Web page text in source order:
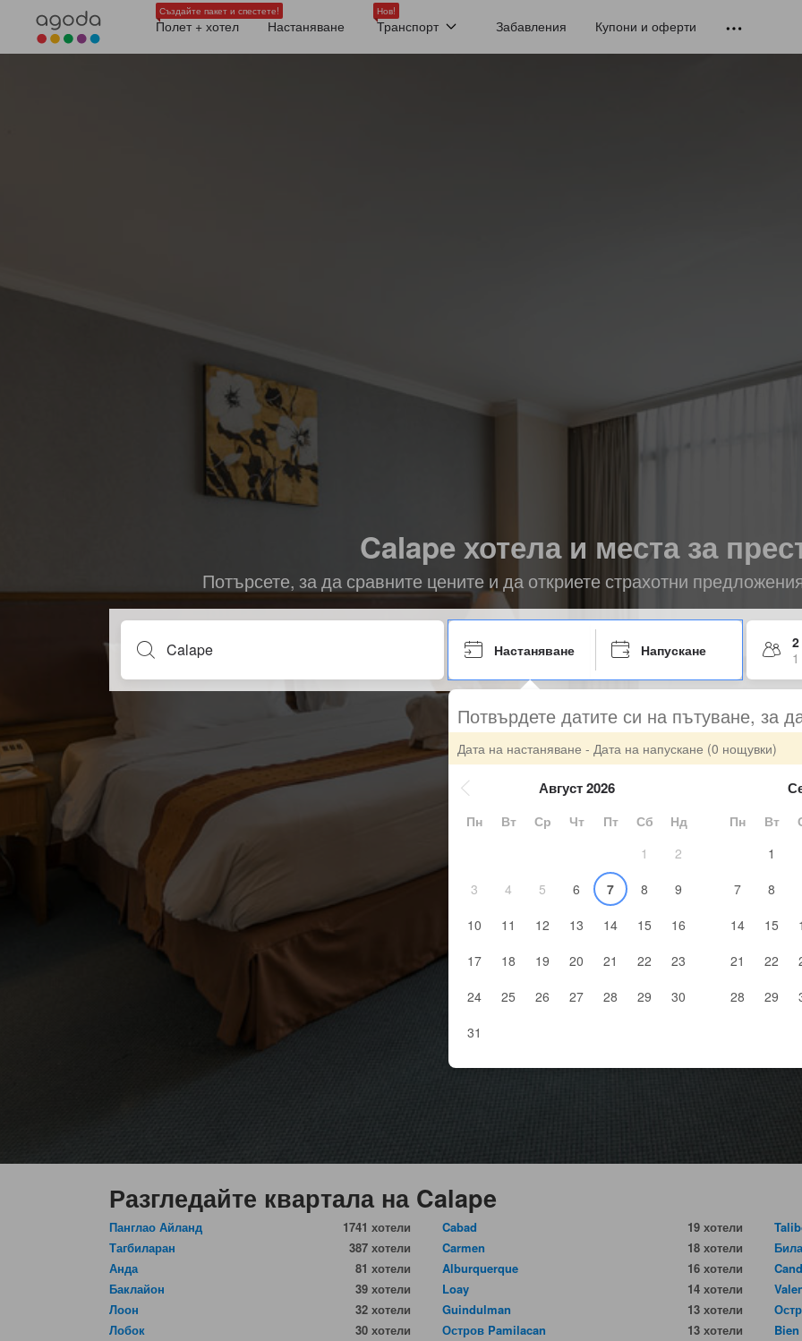
Създайте пакет и спестете!
Полет + хотел Настаняване
Нов!
Транспорт Забавления Купони и оферти
Calape хотела и места за
Потърсете, за да сравните цените и да откриете страхотни
Настаняване Напускане
Потвърдете датите си на пътуване, за
Дата на настаняване - Дата на напускане (0 нощувки)
Август 2026
Пн Вт Ср Чт Пт Сб
Нд
1
2
3
4 5 6 7 8
9
10
11 12 13 14 15
16
17
18 19 20 21 22
23
24
25 26 27 28 29
30
31
Пн Вт
1
7
8
14
15
21
22
28
29
Разгледайте квартала на Calape
Панглао Айланд
1741 хотели
Тагбиларан
387 хотели
Анда
81 хотели
Баклайон
39 хотели
Лоон
32 хотели
Лобок
30 хотели
Cabad
19 хотели
Carmen
18 хотели
Alburquerque
16 хотели
Loay
14 хотели
Guindulman
13 хотели
Остров Pamilacan
13 хотели